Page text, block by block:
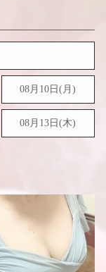
08月10日(月)
08月13日(木)